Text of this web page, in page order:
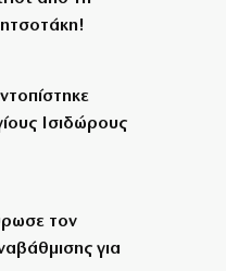
Ισιδώρους
τον
για